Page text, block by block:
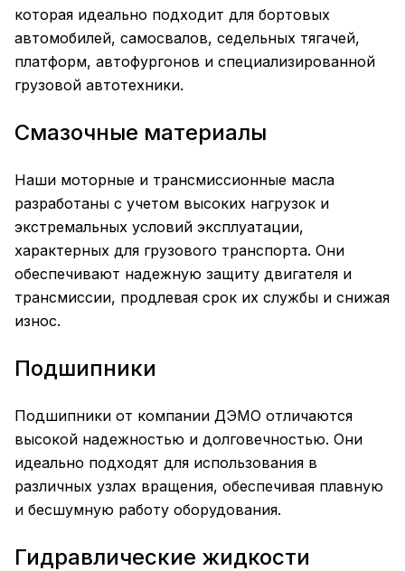
которая идеально подходит для бортовых
автомобилей, самосвалов, седельных тягачей,
платформ, автофургонов и специализированной
грузовой автотехники.
Смазочные материалы
Наши моторные и трансмиссионные масла
разработаны с учетом высоких нагрузок и
экстремальных условий эксплуатации,
характерных для грузового транспорта. Они
обеспечивают надежную защиту двигателя и
трансмиссии, продлевая срок их службы и снижая
износ.
Подшипники
Подшипники от компании ДЭМО отличаются
высокой надежностью и долговечностью. Они
идеально подходят для использования в
различных узлах вращения, обеспечивая плавную
и бесшумную работу оборудования.
Гидравлические жидкости